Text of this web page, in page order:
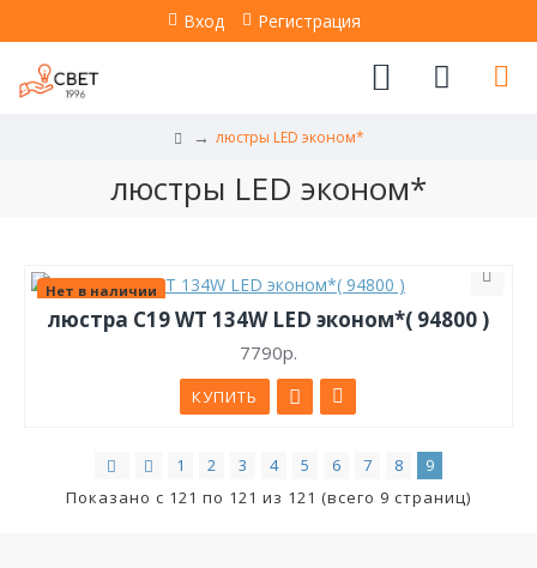
Вход Регистрация
люстры LED эконом*
люстры LED эконом*
Нет в наличии
люстра C19 WT 134W LED эконом*( 94800 )
7790р.
КУПИТЬ
1 2 3 4 5 6 7 8
9
Показано с 121 по 121 из 121 (всего 9 страниц)